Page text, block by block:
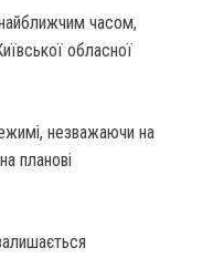
часом,
обласної
незважаючи на
планові